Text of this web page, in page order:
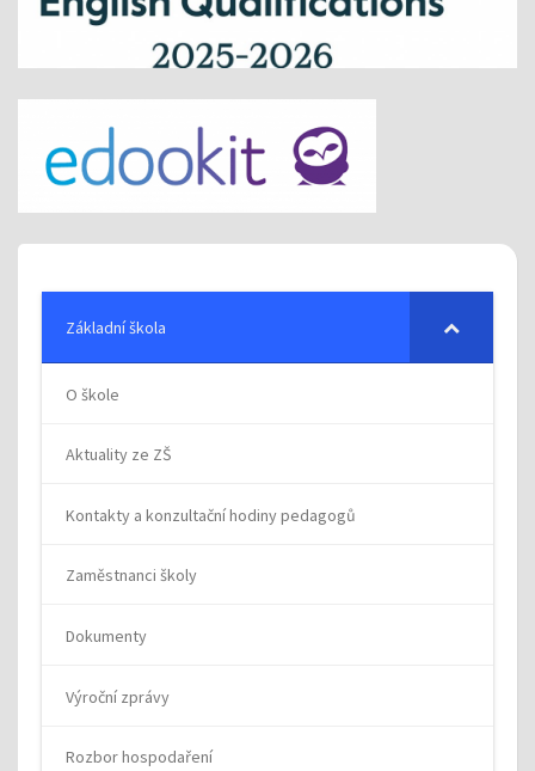
Základní škola
O škole
Aktuality ze ZŠ
Kontakty a konzultační hodiny pedagogů
Zaměstnanci školy
Dokumenty
Výroční zprávy
Rozbor hospodaření